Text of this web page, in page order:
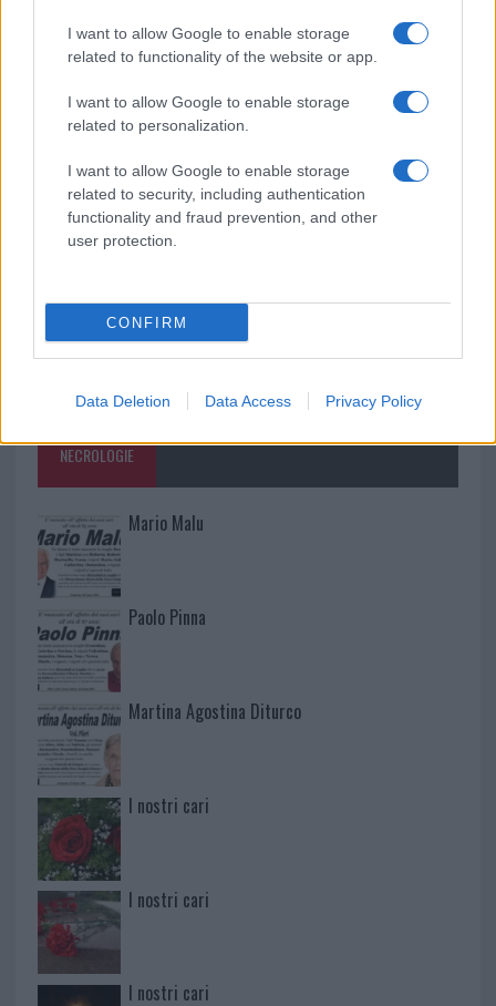
I want to allow Google to enable storage
related to functionality of the website or app.
I want to allow Google to enable storage
related to personalization.
I want to allow Google to enable storage
related to security, including authentication
functionality and fraud prevention, and other
user protection.
CONFIRM
Data Deletion Data Access Privacy Policy
Monte Pino, la fine di un lungo dolore: storia e
la rete elettrica
NECROLOGIE
Mario Malu
Paolo Pinna
Martina Agostina Diturco
I nostri cari
I nostri cari
I nostri cari